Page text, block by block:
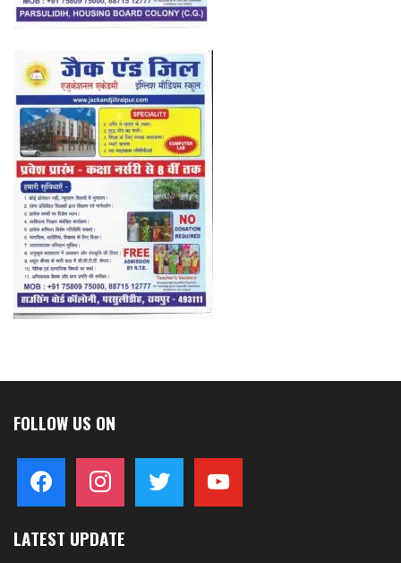
FOLLOW US ON
facebook instagram twitter youtube
LATEST UPDATE